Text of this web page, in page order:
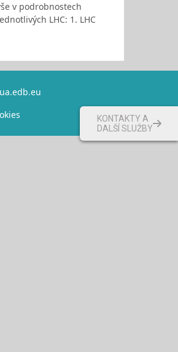
v podrobnostech
LHC: 1. LHC
ua.edb.eu
KONTAKTY A
DALŠÍ SLUŽBY